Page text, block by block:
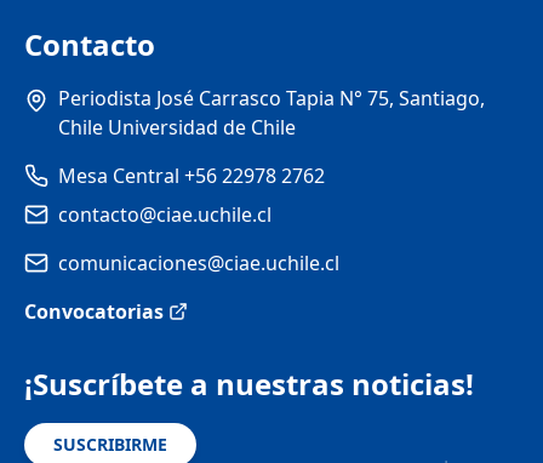
Contacto
Periodista José Carrasco Tapia N° 75, Santiago,
Chile Universidad de Chile
Mesa Central +56 22978 2762
contacto@ciae.uchile.cl
comunicaciones@ciae.uchile.cl
Convocatorias
¡Suscríbete a nuestras noticias!
SUSCRIBIRME